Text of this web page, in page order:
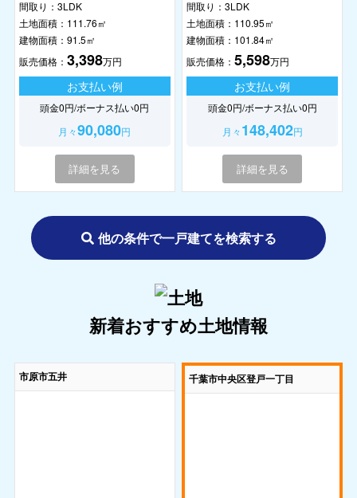
間取り： 3LDK
土地面積： 111.76㎡
建物面積： 91.5㎡
販売価格： 3,398万円
お支払い例
頭金0円/ボーナス払い0円
月々90,080円
詳細を見る
間取り：3LDK
土地面積： 110.95㎡
建物面積： 101.84㎡
販売価格：5,598万円
お支払い例
頭金0円/ボーナス払い0円
月々148,402円
詳細を見る
他の条件で一戸建てを検索する
新着おすすめ土地情報
市原市五井 千葉市中央区登戸一丁目